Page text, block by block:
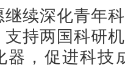
继续深化青年
支持两国科研
器，促进科技